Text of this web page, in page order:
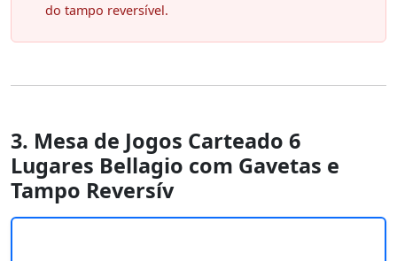
do tampo reversível.
3. Mesa de Jogos Carteado 6
Lugares Bellagio com Gavetas e
Tampo Reversív